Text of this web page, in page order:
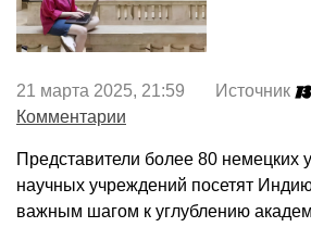
21 марта 2025, 21:59 Источник
Комментарии
Представители более 80 немецких
научных учреждений посетят
важным шагом к углублению